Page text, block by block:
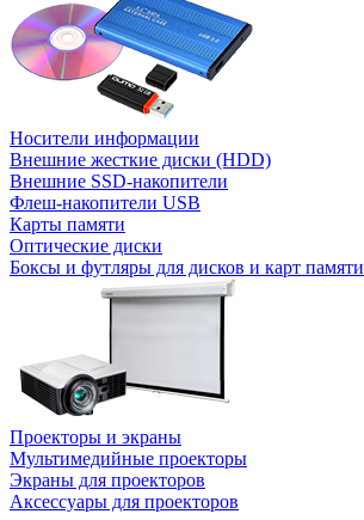
Носители информации
Внешние жесткие диски (HDD)
Внешние SSD-накопители
Флеш-накопители USB
Карты памяти
Оптические диски
Боксы и футляры для дисков и карт памяти
Проекторы и экраны
Мультимедийные проекторы
Экраны для проекторов
Аксессуары для проекторов